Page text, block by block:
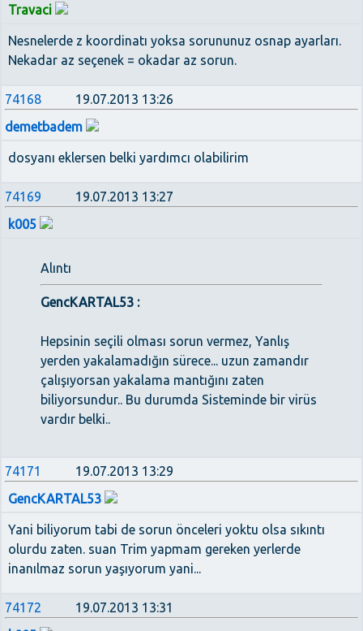
Travaci
Nesnelerde z koordinatı yoksa sorununuz osnap ayarları.
Nekadar az seçenek = okadar az sorun.
74168
19.07.2013 13:26
demetbadem
dosyanı eklersen belki yardımcı olabilirim
74169
19.07.2013 13:27
k005
Alıntı
GencKARTAL53 :
Hepsinin seçili olması sorun vermez, Yanlış
yerden yakalamadığın sürece... uzun zamandır
çalışıyorsan yakalama mantığını zaten
biliyorsundur.. Bu durumda Sisteminde bir virüs
vardır belki..
74171
19.07.2013 13:29
GencKARTAL53
Yani biliyorum tabi de sorun önceleri yoktu olsa sıkıntı
olurdu zaten. suan Trim yapmam gereken yerlerde
inanılmaz sorun yaşıyorum yani...
74172
19.07.2013 13:31